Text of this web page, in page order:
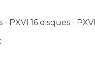
- PXVI 16 disques -